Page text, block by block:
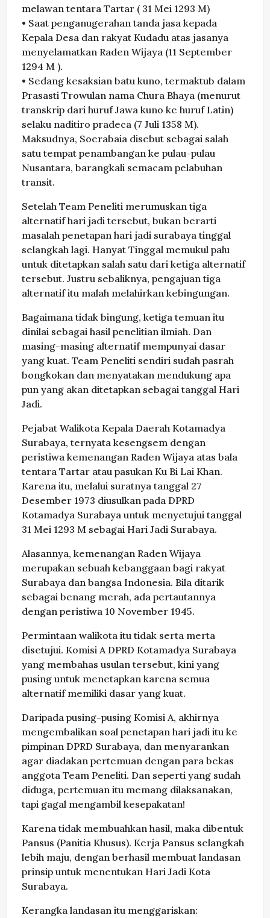
melawan tentara Tartar ( 31 Mei 1293 M)
• Saat penganugerahan tanda jasa kepada
Kepala Desa dan rakyat Kudadu atas jasanya
menyelamatkan Raden Wijaya (11 September
1294 M ).
• Sedang kesaksian batu kuno, termaktub dalam
Prasasti Trowulan nama Chura Bhaya (menurut
transkrip dari huruf Jawa kuno ke huruf Latin)
selaku naditiro pradeca (7 Juli 1358 M).
Maksudnya, Soerabaia disebut sebagai salah
satu tempat penambangan ke pulau-pulau
Nusantara, barangkali semacam pelabuhan
transit.
Setelah Team Peneliti merumuskan tiga
alternatif hari jadi tersebut, bukan berarti
masalah penetapan hari jadi surabaya tinggal
selangkah lagi. Hanyat Tinggal memukul palu
untuk ditetapkan salah satu dari ketiga alternatif
tersebut. Justru sebaliknya, pengajuan tiga
alternatif itu malah melahirkan kebingungan.
Bagaimana tidak bingung, ketiga temuan itu
dinilai sebagai hasil penelitian ilmiah. Dan
masing-masing alternatif mempunyai dasar
yang kuat. Team Peneliti sendiri sudah pasrah
bongkokan dan menyatakan mendukung apa
pun yang akan ditetapkan sebagai tanggal Hari
Jadi.
Pejabat Walikota Kepala Daerah Kotamadya
Surabaya, ternyata kesengsem dengan
peristiwa kemenangan Raden Wijaya atas bala
tentara Tartar atau pasukan Ku Bi Lai Khan.
Karena itu, melalui suratnya tanggal 27
Desember 1973 diusulkan pada DPRD
Kotamadya Surabaya untuk menyetujui tanggal
31 Mei 1293 M sebagai Hari Jadi Surabaya.
Alasannya, kemenangan Raden Wijaya
merupakan sebuah kebanggaan bagi rakyat
Surabaya dan bangsa Indonesia. Bila ditarik
sebagai benang merah, ada pertautannya
dengan peristiwa 10 November 1945.
Permintaan walikota itu tidak serta merta
disetujui. Komisi A DPRD Kotamadya Surabaya
yang membahas usulan tersebut, kini yang
pusing untuk menetapkan karena semua
alternatif memiliki dasar yang kuat.
Daripada pusing-pusing Komisi A, akhirnya
mengembalikan soal penetapan hari jadi itu ke
pimpinan DPRD Surabaya, dan menyarankan
agar diadakan pertemuan dengan para bekas
anggota Team Peneliti. Dan seperti yang sudah
diduga, pertemuan itu memang dilaksanakan,
tapi gagal mengambil kesepakatan!
Karena tidak membuahkan hasil, maka dibentuk
Pansus (Panitia Khusus). Kerja Pansus selangkah
lebih maju, dengan berhasil membuat landasan
prinsip untuk menentukan Hari Jadi Kota
Surabaya.
Kerangka landasan itu menggariskan: